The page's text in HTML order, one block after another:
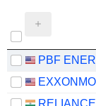
PBF